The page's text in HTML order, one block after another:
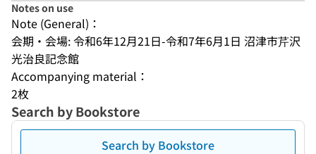
Notes on use
Note (General)：
会期・会場: 令和6年12月21日-令和7年6月1日 沼津市芹沢
光治良記念館
Accompanying material：
2枚
Search by Bookstore
Search by Bookstore